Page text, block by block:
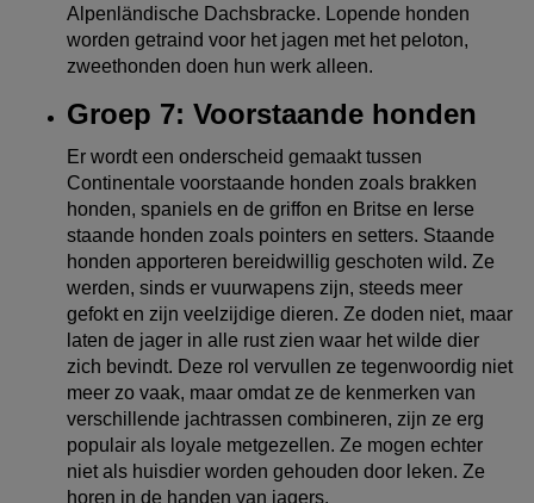
Alpenländische Dachsbracke. Lopende honden
worden getraind voor het jagen met het peloton,
zweethonden doen hun werk alleen.
Groep 7: Voorstaande honden
Er wordt een onderscheid gemaakt tussen
Continentale voorstaande honden zoals brakken
honden, spaniels en de griffon en Britse en Ierse
staande honden zoals pointers en setters. Staande
honden apporteren bereidwillig geschoten wild. Ze
werden, sinds er vuurwapens zijn, steeds meer
gefokt en zijn veelzijdige dieren. Ze doden niet, maar
laten de jager in alle rust zien waar het wilde dier
zich bevindt. Deze rol vervullen ze tegenwoordig niet
meer zo vaak, maar omdat ze de kenmerken van
verschillende jachtrassen combineren, zijn ze erg
populair als loyale metgezellen. Ze mogen echter
niet als huisdier worden gehouden door leken. Ze
horen in de handen van jagers.